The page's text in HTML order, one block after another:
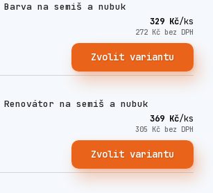
Barva na semiš a nubuk
329 Kč/ks
272 Kč bez DPH
Zvolit variantu
Renovátor na semiš a nubuk
369 Kč/ks
305 Kč bez DPH
Zvolit variantu